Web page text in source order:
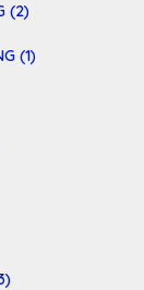
(2)
(1)